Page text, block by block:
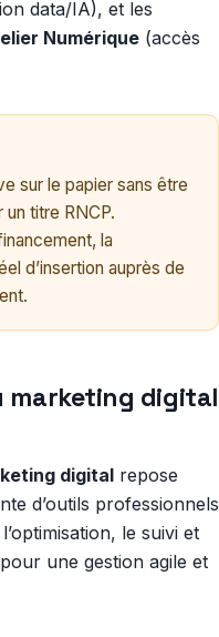
data/IA), et les
Numérique (accès
sur le papier sans être
un titre RNCP.
la
d’insertion auprès de
marketing digital
digital repose
d’outils professionnels
le suivi et
une gestion agile et